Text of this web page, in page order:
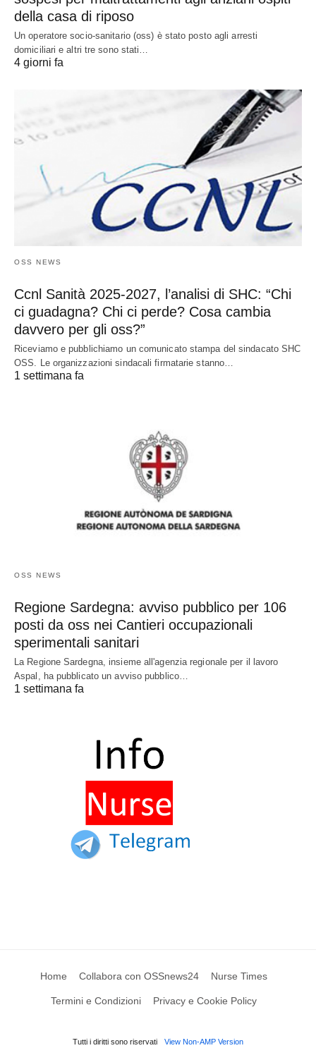
della casa di riposo
Un operatore socio-sanitario (oss) è stato posto agli arresti
domiciliari e altri tre sono stati…
4 giorni fa
OSS NEWS
Ccnl Sanità 2025-2027, l’analisi di SHC: “Chi
ci guadagna? Chi ci perde? Cosa cambia
davvero per gli oss?”
Riceviamo e pubblichiamo un comunicato stampa del sindacato SHC
OSS. Le organizzazioni sindacali firmatarie stanno…
1 settimana fa
OSS NEWS
Regione Sardegna: avviso pubblico per 106
posti da oss nei Cantieri occupazionali
sperimentali sanitari
La Regione Sardegna, insieme all'agenzia regionale per il lavoro
Aspal, ha pubblicato un avviso pubblico…
1 settimana fa
Home Collabora con OSSnews24 Nurse Times
Termini e Condizioni Privacy e Cookie Policy
Tutti i diritti sono riservati View Non-AMP Version